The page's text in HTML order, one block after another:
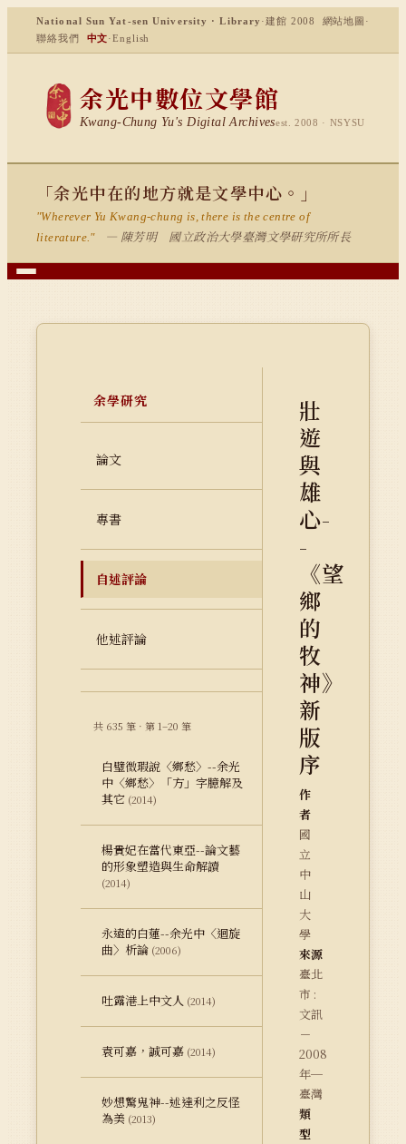
National Sun Yat-sen University · Library ·建館 2008 網站地圖 ·
聯絡我們
中文·English
余光中數位文學館
Kwang-Chung Yu's Digital Archivesest. 2008 · NSYSU
「余光中在的地方就是文學中心。」
"Wherever Yu Kwang-chung is, there is the centre of
literature."
— 陳芳明 國立政治大學臺灣文學研究所所長
余學研究
論文
專書
自述評論
他述評論
共 635 筆 · 第 1–20 筆
白璧微瑕說〈鄉愁〉--余光
中〈鄉愁〉「方」字臆解及
其它 (2014)
楊貴妃在當代東亞--論文藝
的形象塑造與生命解讀
(2014)
永遠的白蓮--余光中〈迴旋
曲〉析論 (2006)
吐露港上中文人 (2014)
袁可嘉，誠可嘉 (2014)
妙想驚鬼神--述達利之反怪
為美 (2013)
壯
遊
與
雄
心-
-
《望
鄉
的
牧
神》
新
版
序
作
者
國
立
中
山
大
學
來源
臺北
市 :
文訊
－
2008
年─
臺灣
類
型